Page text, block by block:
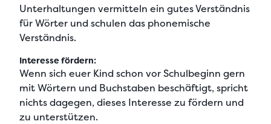
Unterhaltungen vermitteln ein gutes Verständnis
für Wörter und schulen das phonemische
Verständnis.
Interesse fördern:
Wenn sich euer Kind schon vor Schulbeginn gern
mit Wörtern und Buchstaben beschäftigt, spricht
nichts dagegen, dieses Interesse zu fördern und
zu unterstützen.